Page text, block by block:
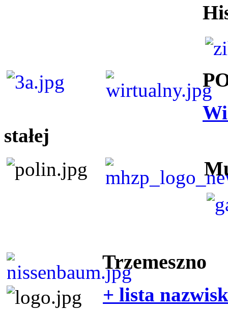
stałej
Trzemeszno
+ lista nazwisk